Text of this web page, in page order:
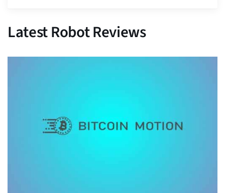
Latest Robot Reviews